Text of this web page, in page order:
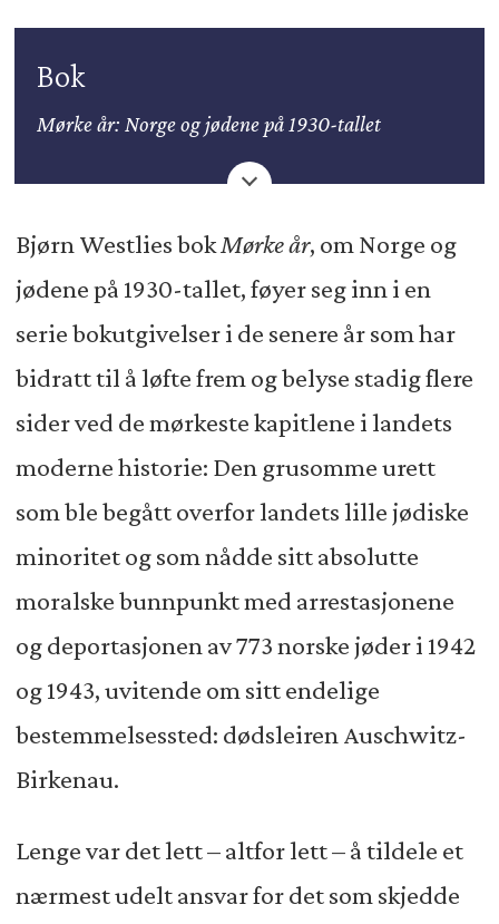
Bok
Mørke år: Norge og jødene på 1930-tallet
Res Publica, 2022
Bjørn Westlies bokMørke år, om Norge og
jødene på 1930-tallet, føyer seg inn i en
serie bokutgivelser i de senere år som har
bidratt til å løfte frem og belyse stadig flere
sider ved de mørkeste kapitlene i landets
moderne historie: Den grusomme urett
som ble begått overfor landets lille jødiske
minoritet og som nådde sitt absolutte
moralske bunnpunkt med arrestasjonene
og deportasjonen av 773 norske jøder i 1942
og 1943, uvitende om sitt endelige
bestemmelsessted: dødsleiren Auschwitz-
Birkenau.
Lenge var det lett – altfor lett – å tildele et
nærmest udelt ansvar for det som skjedde